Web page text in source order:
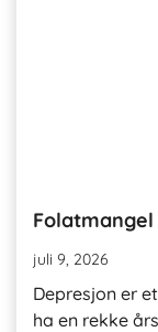
juli 9, 2026
Depresjon er
ha en rekke